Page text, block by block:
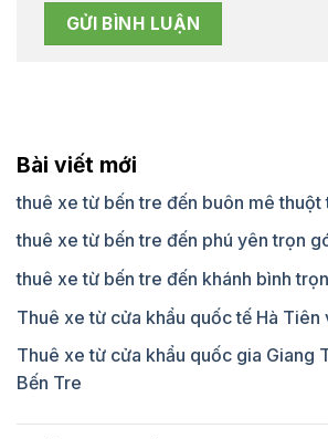
Bài viết mới
thuê xe từ bến tre đến buôn mê thuột
thuê xe từ bến tre đến phú yên trọn
thuê xe từ bến tre đến khánh bình
Thuê xe từ cửa khẩu quốc tế Hà Tiên
Thuê xe từ cửa khẩu quốc gia Giang
Bến Tre